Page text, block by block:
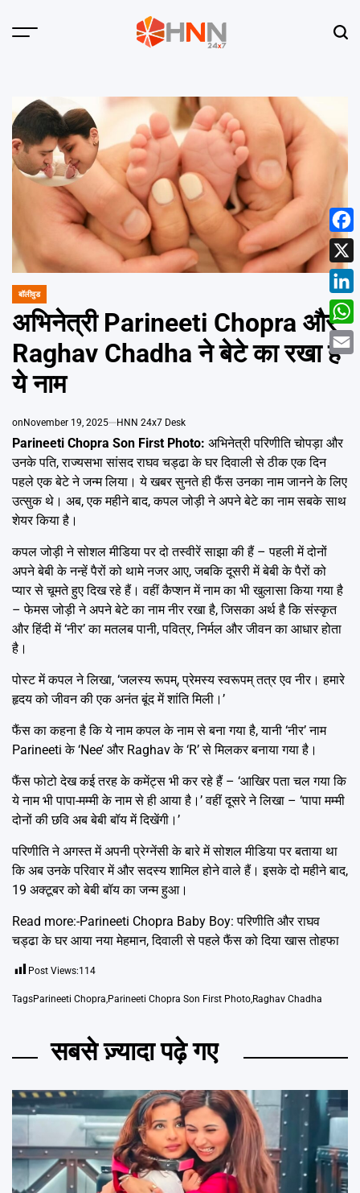
Menu
POSTED
बॉलीवुड
अभिनेत्री Parineeti Chopra और
Raghav Chadha ने बेटे का रखा है
ये नाम
onNovember 19, 2025 HNN 24x7 Desk
Parineeti Chopra Son First Photo: अभिनेत्री परिणीति चोपड़ा और
उनके पति, राज्यसभा सांसद राघव चड्ढा के घर दिवाली से ठीक एक दिन
पहले एक बेटे ने जन्म लिया। ये खबर सुनते ही फैंस उनका नाम जानने के लिए
उत्सुक थे। अब, एक महीने बाद, कपल जोड़ी ने अपने बेटे का नाम सबके साथ
शेयर किया है।
कपल जोड़ी ने सोशल मीडिया पर दो तस्वीरें साझा की हैं – पहली में दोनों
अपने बेबी के नन्हें पैरों को थामे नजर आए, जबकि दूसरी में बेबी के पैरों को
प्यार से चूमते हुए दिख रहे हैं। वहीं कैप्शन में नाम का भी खुलासा किया गया है
– फेमस जोड़ी ने अपने बेटे का नाम नीर रखा है, जिसका अर्थ है कि संस्कृत
और हिंदी में ‘नीर’ का मतलब पानी, पवित्र, निर्मल और जीवन का आधार होता
है।
पोस्ट में कपल ने लिखा, ‘जलस्य रूपम्, प्रेमस्य स्वरूपम् तत्र एव नीर। हमारे
हृदय को जीवन की एक अनंत बूंद में शांति मिली।’
फैंस का कहना है कि ये नाम कपल के नाम से बना गया है, यानी ‘नीर’ नाम
Parineeti के ‘Nee’ और Raghav के ‘R’ से मिलकर बनाया गया है।
फैंस फोटो देख कई तरह के कमेंट्स भी कर रहे हैं – ‘आखिर पता चल गया कि
ये नाम भी पापा-मम्मी के नाम से ही आया है।’ वहीं दूसरे ने लिखा – ‘पापा मम्मी
दोनों की छवि अब बेबी बॉय में दिखेंगी।’
परिणीति ने अगस्त में अपनी प्रेग्नेंसी के बारे में सोशल मीडिया पर बताया था
कि अब उनके परिवार में और सदस्य शामिल होने वाले हैं। इसके दो महीने बाद,
19 अक्टूबर को बेबी बॉय का जन्म हुआ।
Read more:-Parineeti Chopra Baby Boy: परिणीति और राघव
चड्ढा के घर आया नया मेहमान, दिवाली से पहले फैंस को दिया खास तोहफा
Post Views:114
TagsParineeti Chopra Parineeti Chopra Son First Photo Raghav Chadha
सबसे ज़्यादा पढ़े गए
X